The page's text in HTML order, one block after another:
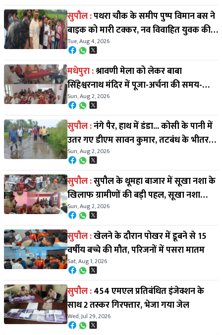
सुपौल :पथरा चौक के समीप पुष्प विमान बस ने
बाइक को मारी टक्कर, नव विवाहित युवक की
मौत; महिला व मासूम घायल
Tue, Aug 4, 2026
मधेपुरा :श्रावणी मेला को लेकर बाबा
सिंहेश्वरनाथ मंदिर में पूजा-अर्चना की समय-
सारिणी तय, पंडा समाज की समस्याओं पर भी
हुई चर्चा
Sun, Aug 2, 2026
सुपौल :नंगे पैर, हाथ में डंडा... कोसी के पानी में
उतर गए डीएम सावन कुमार, तटबंध के भीतर
बसे लोगों का दर्द सुने
Sun, Aug 2, 2026
सुपौल :सुपौल के थूमहा बाजार में सूखा नशा के
खिलाफ ग्रामीणों की बड़ी पहल, सूखा नशा
रोकने के लिए बड़ी बैठक कर चलाया अभियान
Sun, Aug 2, 2026
सुपौल :खेलने के दौरान पोखर में डूबने से 15
वर्षीय बच्चे की मौत, परिजनों में पसरा मातम
Sat, Aug 1, 2026
सुपौल :454 एमएल प्रतिबंधित इंजेक्शन के
साथ 2 तस्कर गिरफ्तार, भेजा गया जेल
Wed, Jul 29, 2026